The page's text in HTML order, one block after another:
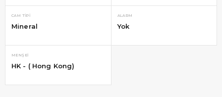
CAM TIPI
Mineral
ALARM
Yok
MENŞEI
HK - ( Hong Kong)